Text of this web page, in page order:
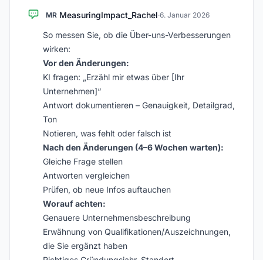
MR MeasuringImpact_Rachel·6. Januar 2026
So messen Sie, ob die Über-uns-Verbesserungen
wirken:
Vor den Änderungen:
KI fragen: „Erzähl mir etwas über [Ihr
Unternehmen]“
Antwort dokumentieren – Genauigkeit, Detailgrad,
Ton
Notieren, was fehlt oder falsch ist
Nach den Änderungen (4–6 Wochen warten):
Gleiche Frage stellen
Antworten vergleichen
Prüfen, ob neue Infos auftauchen
Worauf achten:
Genauere Unternehmensbeschreibung
Erwähnung von Qualifikationen/Auszeichnungen,
die Sie ergänzt haben